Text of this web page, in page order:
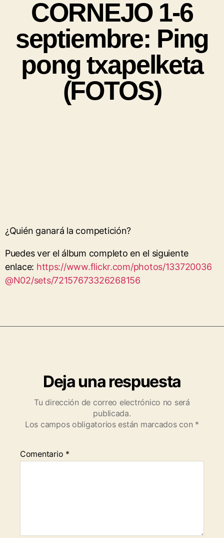
CORNEJO 1-6
septiembre: Ping
pong txapelketa
(FOTOS)
¿Quién ganará la competición?
Puedes ver el álbum completo en el siguiente
enlace: https://www.flickr.com/photos/133720036
@N02/sets/72157673326268156
Deja una respuesta
Tu dirección de correo electrónico no será
publicada.
Los campos obligatorios están marcados con *
Comentario *